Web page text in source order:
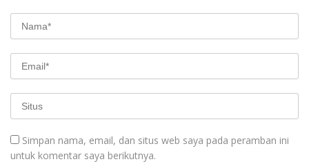
Simpan nama, email, dan situs web saya pada peramban ini
untuk komentar saya berikutnya.